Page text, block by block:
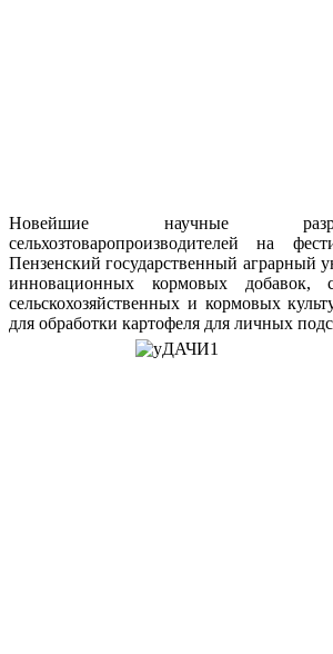
Новейшие научные
сельхозтоваропроизводителей на
Пензенский государственный аграрный
инновационных кормовых добавок,
сельскохозяйственных и кормовых
для обработки картофеля для личных